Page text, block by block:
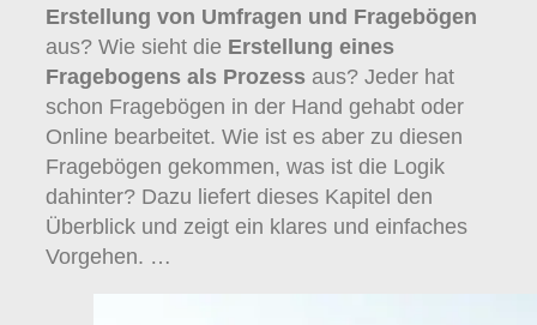
Erstellung von Umfragen und Fragebögen
aus? Wie sieht die Erstellung eines
Fragebogens als Prozess aus? Jeder hat
schon Fragebögen in der Hand gehabt oder
Online bearbeitet. Wie ist es aber zu diesen
Fragebögen gekommen, was ist die Logik
dahinter? Dazu liefert dieses Kapitel den
Überblick und zeigt ein klares und einfaches
Vorgehen. …